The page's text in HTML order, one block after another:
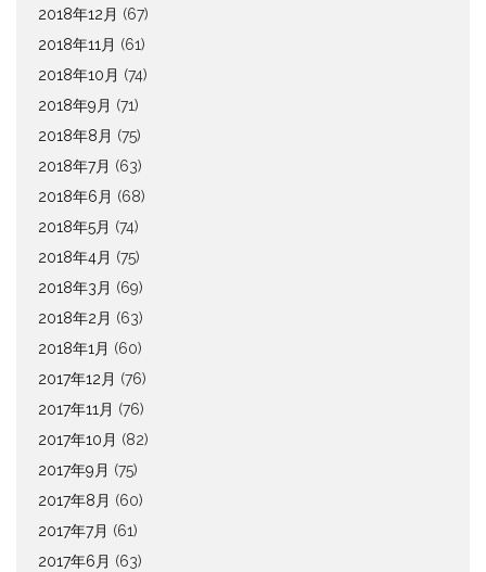
2018年12月 (67)
2018年11月 (61)
2018年10月 (74)
2018年9月 (71)
2018年8月 (75)
2018年7月 (63)
2018年6月 (68)
2018年5月 (74)
2018年4月 (75)
2018年3月 (69)
2018年2月 (63)
2018年1月 (60)
2017年12月 (76)
2017年11月 (76)
2017年10月 (82)
2017年9月 (75)
2017年8月 (60)
2017年7月 (61)
2017年6月 (63)